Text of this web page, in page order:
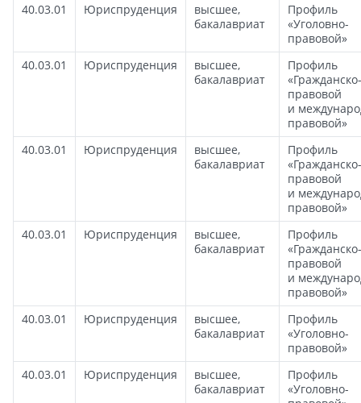
40.03.01
Юриспруденция
высшее,
бакалавриат
Профиль
«Уголовно-
правовой»
40.03.01
Юриспруденция
высшее,
бакалавриат
Профиль
«Гражданско-
правовой
и
правовой»
40.03.01
Юриспруденция
высшее,
бакалавриат
Профиль
«Гражданско-
правовой
и
правовой»
40.03.01
Юриспруденция
высшее,
бакалавриат
Профиль
«Гражданско-
правовой
и
правовой»
40.03.01
Юриспруденция
высшее,
бакалавриат
Профиль
«Уголовно-
правовой»
40.03.01
Юриспруденция
высшее,
бакалавриат
Профиль
«Уголовно-